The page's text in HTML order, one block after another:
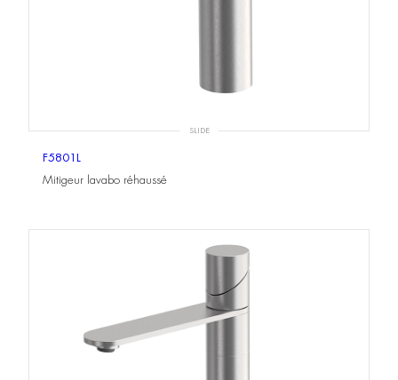
SLIDE
F5801L
Mitigeur lavabo réhaussé